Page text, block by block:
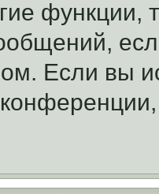
функции,
Если вы